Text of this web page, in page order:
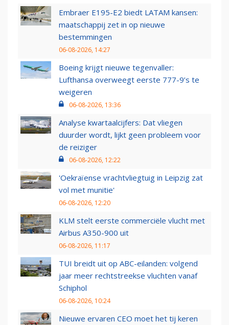
Embraer E195-E2 biedt LATAM kansen:
maatschappij zet in op nieuwe
bestemmingen
06-08-2026, 14:27
Boeing krijgt nieuwe tegenvaller:
Lufthansa overweegt eerste 777-9’s te
weigeren
06-08-2026, 13:36
Analyse kwartaalcijfers: Dat vliegen
duurder wordt, lijkt geen probleem voor
de reiziger
06-08-2026, 12:22
'Oekraïense vrachtvliegtuig in Leipzig zat
vol met munitie'
06-08-2026, 12:20
KLM stelt eerste commerciële vlucht met
Airbus A350-900 uit
06-08-2026, 11:17
TUI breidt uit op ABC-eilanden: volgend
jaar meer rechtstreekse vluchten vanaf
Schiphol
06-08-2026, 10:24
Nieuwe ervaren CEO moet het tij keren